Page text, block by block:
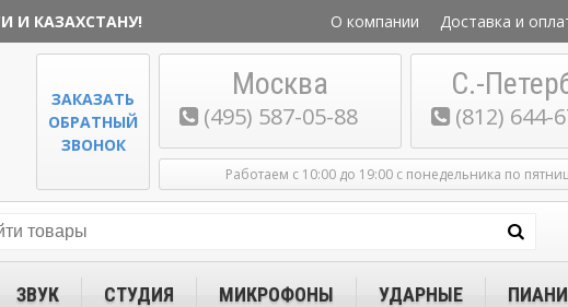
И КАЗАХСТАНУ! О компании Доставка и
Москва
(495) 587-05-88
С.-
(812) 644-
ЗАКАЗАТЬ
ОБРАТНЫЙ
ЗВОНОК
Работаем с 10:00 до 19:00 с понедельника по
ЗВУК СТУДИЯ МИКРОФОНЫ УДАРНЫЕ